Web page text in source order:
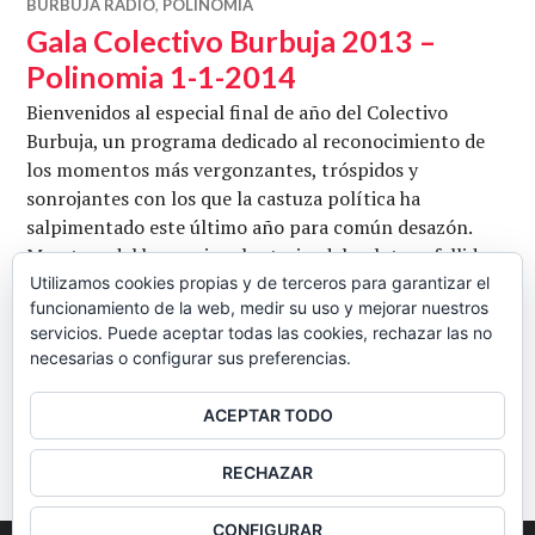
BURBUJA RADIO, POLINOMIA
Gala Colectivo Burbuja 2013 –
Polinomia 1-1-2014
Bienvenidos al especial final de año del Colectivo
Burbuja, un programa dedicado al reconocimiento de
los momentos más vergonzantes, tróspidos y
sonrojantes con los que la castuza política ha
salpimentado este último año para común desazón.
Maestros del humor involuntario, del pelotazo fallido y
del saqueo indiscriminado del bolsillo del ciudadano se
dan cita en este programa y son condecorados por los
afilados argumentos, el …Seguir leyendoGala Colectivo
BARRA
LATERAL
Utilizamos cookies propias y de terceros para garantizar el
funcionamiento de la web, medir su uso y mejorar nuestros
servicios. Puede aceptar todas las cookies, rechazar las no
necesarias o configurar sus preferencias.
ACEPTAR TODO
RECHAZAR
CONFIGURAR